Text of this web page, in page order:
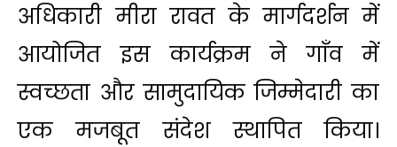
अधिकारी मीरा रावत के मार्गदर्शन में
आयोजित इस कार्यक्रम ने गाँव में
स्वच्छता और सामुदायिक जिम्मेदारी का
एक मजबूत संदेश स्थापित किया।